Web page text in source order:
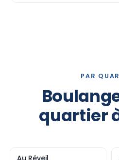
PAR
quartier
Au Réveil